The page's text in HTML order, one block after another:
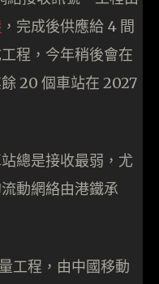
，完成後供應給 4 間
程，今年稍後會在
20 個車站在 2027
總是接收最弱，尤
動網絡由港鐵承
工程，由中國移動